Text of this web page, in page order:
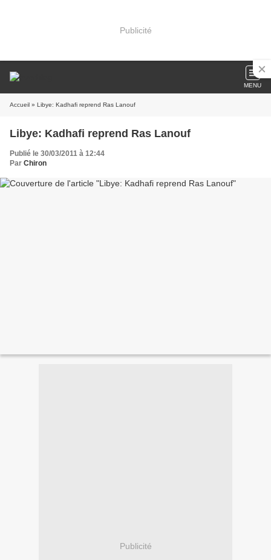
Publicité
MENU
Accueil » Libye: Kadhafi reprend Ras Lanouf
Libye: Kadhafi reprend Ras Lanouf
Publié le 30/03/2011 à 12:44
Par Chiron
Publicité